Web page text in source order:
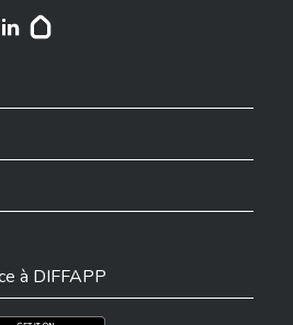
sur Instagram
à DIFFAPP